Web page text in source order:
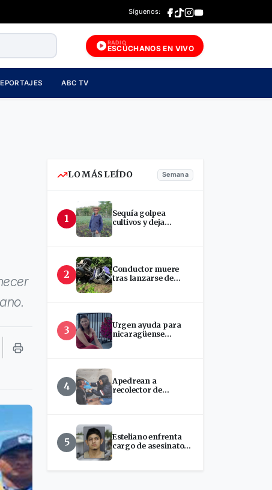
Síguenos:
RADIO
ESCÚCHANOS EN VIVO
ABC TV
LO MÁS LEÍDO Semana
1
Sequía golpea
cultivos y deja
2
Conductor muere
tras lanzarse de
3
Urgen ayuda para
nicaragüense
4
Apedrean a
recolector de
5
Esteliano enfrenta
cargo de asesinato